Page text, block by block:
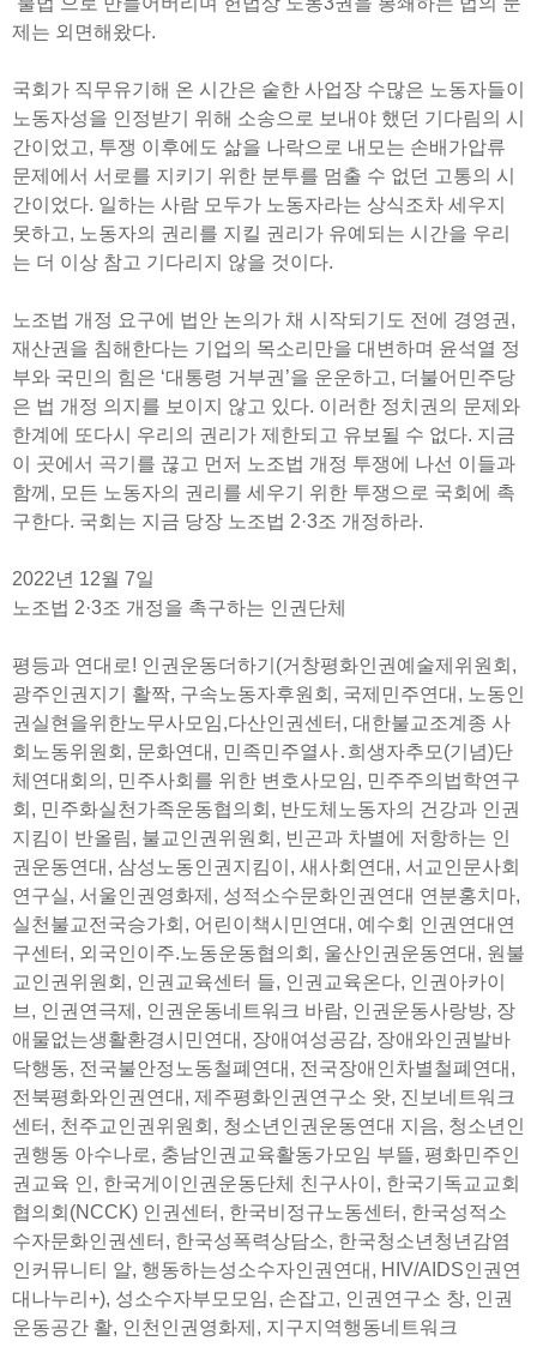
제는 외면해왔다.
국회가 직무유기해 온 시간은 숱한 사업장 수많은 노동자들이
노동자성을 인정받기 위해 소송으로 보내야 했던 기다림의 시
간이었고, 투쟁 이후에도 삶을 나락으로 내모는 손배가압류
문제에서 서로를 지키기 위한 분투를 멈출 수 없던 고통의 시
간이었다. 일하는 사람 모두가 노동자라는 상식조차 세우지
못하고, 노동자의 권리를 지킬 권리가 유예되는 시간을 우리
는 더 이상 참고 기다리지 않을 것이다.
노조법 개정 요구에 법안 논의가 채 시작되기도 전에 경영권,
재산권을 침해한다는 기업의 목소리만을 대변하며 윤석열 정
부와 국민의 힘은 ‘대통령 거부권’을 운운하고, 더불어민주당
은 법 개정 의지를 보이지 않고 있다. 이러한 정치권의 문제와
한계에 또다시 우리의 권리가 제한되고 유보될 수 없다. 지금
이 곳에서 곡기를 끊고 먼저 노조법 개정 투쟁에 나선 이들과
함께, 모든 노동자의 권리를 세우기 위한 투쟁으로 국회에 촉
구한다. 국회는 지금 당장 노조법 2·3조 개정하라.
2022년 12월 7일
노조법 2·3조 개정을 촉구하는 인권단체
평등과 연대로! 인권운동더하기(거창평화인권예술제위원회,
광주인권지기 활짝, 구속노동자후원회, 국제민주연대, 노동인
권실현을위한노무사모임,다산인권센터, 대한불교조계종 사
회노동위원회, 문화연대, 민족민주열사․희생자추모(기념)단
체연대회의, 민주사회를 위한 변호사모임, 민주주의법학연구
회, 민주화실천가족운동협의회, 반도체노동자의 건강과 인권
지킴이 반올림, 불교인권위원회, 빈곤과 차별에 저항하는 인
권운동연대, 삼성노동인권지킴이, 새사회연대, 서교인문사회
연구실, 서울인권영화제, 성적소수문화인권연대 연분홍치마,
실천불교전국승가회, 어린이책시민연대, 예수회 인권연대연
구센터, 외국인이주.노동운동협의회, 울산인권운동연대, 원불
교인권위원회, 인권교육센터 들, 인권교육온다, 인권아카이
브, 인권연극제, 인권운동네트워크 바람, 인권운동사랑방, 장
애물없는생활환경시민연대, 장애여성공감, 장애와인권발바
닥행동, 전국불안정노동철폐연대, 전국장애인차별철폐연대,
전북평화와인권연대, 제주평화인권연구소 왓, 진보네트워크
센터, 천주교인권위원회, 청소년인권운동연대 지음, 청소년인
권행동 아수나로, 충남인권교육활동가모임 부뜰, 평화민주인
권교육 인, 한국게이인권운동단체 친구사이, 한국기독교교회
협의회(NCCK) 인권센터, 한국비정규노동센터, 한국성적소
수자문화인권센터, 한국성폭력상담소, 한국청소년청년감염
인커뮤니티 알, 행동하는성소수자인권연대, HIV/AIDS인권연
대나누리+), 성소수자부모모임, 손잡고, 인권연구소 창, 인권
운동공간 활, 인천인권영화제, 지구지역행동네트워크